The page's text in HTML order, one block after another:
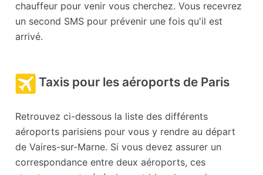
chauffeur pour venir vous cherchez. Vous recevrez
un second SMS pour prévenir une fois qu'il est
arrivé.
Taxis pour les aéroports de Paris
Retrouvez ci-dessous la liste des différents
aéroports parisiens pour vous y rendre au départ
de Vaires-sur-Marne. Si vous devez assurer un
correspondance entre deux aéroports, ces